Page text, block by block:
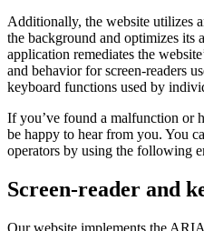
Additionally, the website utilizes
the background and optimizes its
application remediates the
and behavior for screen-readers
keyboard functions used by
If you’ve found a malfunction or
be happy to hear from you. You
operators by using the following
Screen-reader and
Our website implements the